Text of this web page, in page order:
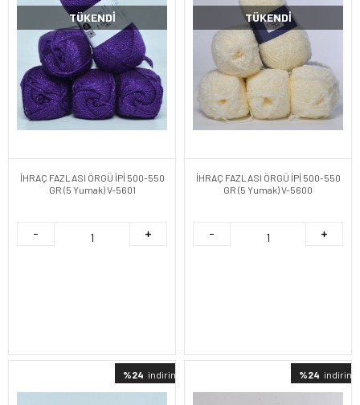
TÜKENDI
İHRAÇ FAZLASI ÖRGÜ İPİ 500-550
GR (5 Yumak) V-5601
TÜKENDI
İHRAÇ FAZLASI ÖRGÜ İPİ 500-550
GR (5 Yumak) V-5600
%24 indirimli %24 indirimli